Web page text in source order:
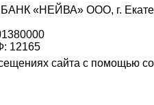
«НЕЙВА» ООО, г.
12165
сайта с помощью